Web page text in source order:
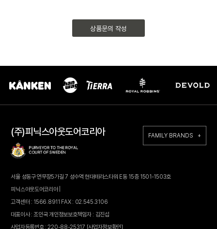
상품문의 작성
(주)피닉스아웃도어코리아 FAMILY BRANDS +
서울 성동구 연무장5가길 7 성수역 현대테라스타워 E동 15층 1501-1503호
피닉스아웃도어코리아 |
고객센터 : 1566.8911 FAX : 02.545.3106
대표이사 : 조인국 개인정보보호책임자 : 김진섭
사업자등록번호 : 220-88-25317 [사업자정보확인]